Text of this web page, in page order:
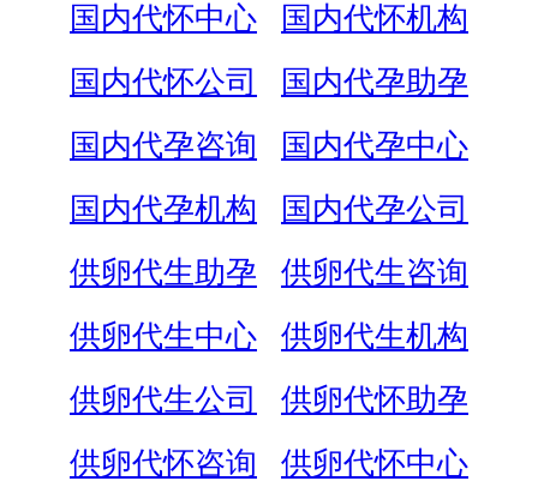
国内代怀中心
国内代怀机构
国内代怀公司
国内代孕助孕
国内代孕咨询
国内代孕中心
国内代孕机构
国内代孕公司
供卵代生助孕
供卵代生咨询
供卵代生中心
供卵代生机构
供卵代生公司
供卵代怀助孕
供卵代怀咨询
供卵代怀中心